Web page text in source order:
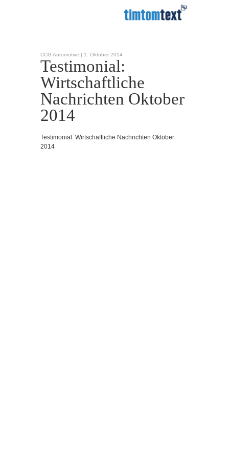
CCG Automotive | 1. Oktober 2014
Testimonial:
Wirtschaftliche
Nachrichten Oktober
2014
Testimonial: Wirtschaftliche Nachrichten Oktober
2014